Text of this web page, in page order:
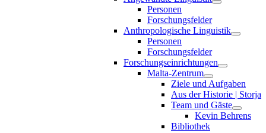
Personen
Forschungsfelder
Anthropologische Linguistik
Personen
Forschungsfelder
Forschungseinrichtungen
Malta-Zentrum
Ziele und Aufgaben
Aus der Historie | Storja
Team und Gäste
Kevin Behrens
Bibliothek